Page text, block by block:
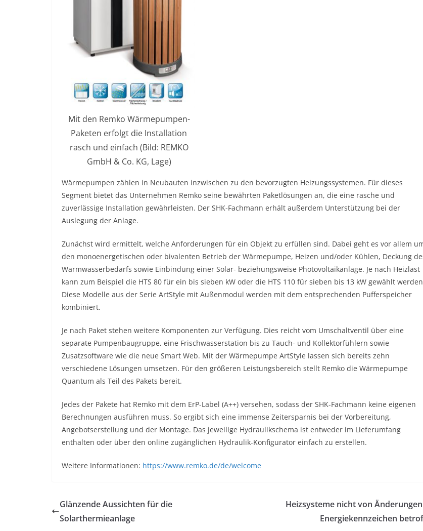
Mit den Remko Wärmepumpen-
Paketen erfolgt die Installation
rasch und einfach (Bild: REMKO
GmbH & Co. KG, Lage)
Wärmepumpen zählen in Neubauten inzwischen zu den bevorzugten Heizungssystemen. Für dieses
Segment bietet das Unternehmen Remko seine bewährten Paketlösungen an, die eine rasche und
zuverlässige Installation gewährleisten. Der SHK-Fachmann erhält außerdem Unterstützung bei der
Auslegung der Anlage.
Zunächst wird ermittelt, welche Anforderungen für ein Objekt zu erfüllen sind. Dabei geht es vor allem
den monoenergetischen oder bivalenten Betrieb der Wärmepumpe, Heizen und/oder Kühlen, Deckung
Warmwasserbedarfs sowie Einbindung einer Solar- beziehungsweise Photovoltaikanlage. Je nach Heizlast
kann zum Beispiel die HTS 80 für ein bis sieben kW oder die HTS 110 für sieben bis 13 kW gewählt
Diese Modelle aus der Serie ArtStyle mit Außenmodul werden mit dem entsprechenden Pufferspeicher
kombiniert.
Je nach Paket stehen weitere Komponenten zur Verfügung. Dies reicht vom Umschaltventil über eine
separate Pumpenbaugruppe, eine Frischwasserstation bis zu Tauch- und Kollektorfühlern sowie
Zusatzsoftware wie die neue Smart Web. Mit der Wärmepumpe ArtStyle lassen sich bereits zehn
verschiedene Lösungen umsetzen. Für den größeren Leistungsbereich stellt Remko die Wärmepumpe
Quantum als Teil des Pakets bereit.
Jedes der Pakete hat Remko mit dem ErP-Label (A++) versehen, sodass der SHK-Fachmann keine eigenen
Berechnungen ausführen muss. So ergibt sich eine immense Zeitersparnis bei der Vorbereitung,
Angebotserstellung und der Montage. Das jeweilige Hydraulikschema ist entweder im Lieferumfang
enthalten oder über den online zugänglichen Hydraulik-Konfigurator einfach zu erstellen.
Weitere Informationen: https://www.remko.de/de/welcome
Glänzende Aussichten für die
Solarthermieanlage
Heizsysteme nicht von
Energiekennzeichen